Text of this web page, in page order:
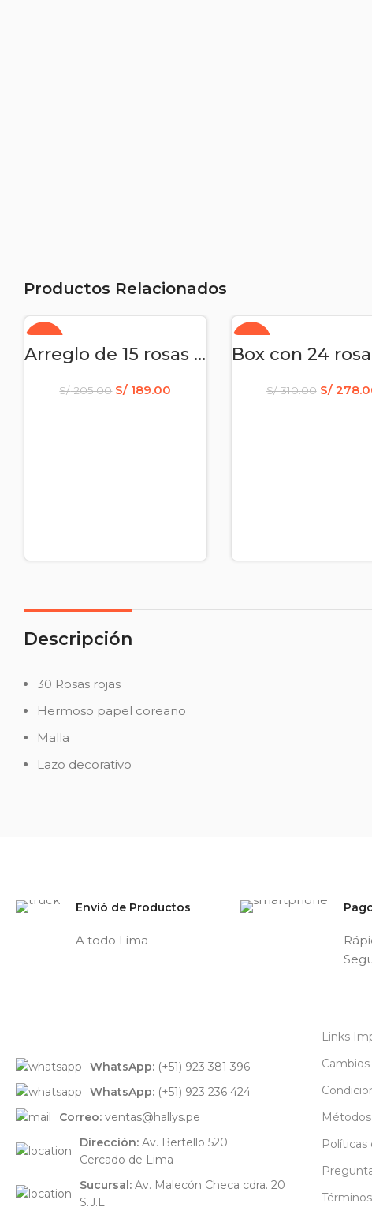
Productos Relacionados
Arreglo de 15 rosas rosadas, 3 lilium, peluche y globo – Cumpleaños
S/205.00 S/ 189.00 S/310.00 S/
Descripción
30 Rosas rojas
Hermoso papel coreano
Malla
Lazo decorativo
Envió de Productos
A todo Lima
WhatsApp: (+51) 923 381 396
WhatsApp: (+51) 923 236 424
Correo: ventas@hallys.pe
Dirección: Av. Bertello 520
Cercado de Lima
Sucursal: Av. Malecón Checa cdra. 20
S.J.L
Links
Políticas